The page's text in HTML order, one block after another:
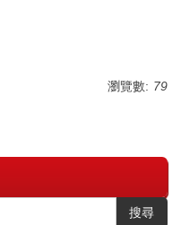
瀏覽數: 79
搜尋